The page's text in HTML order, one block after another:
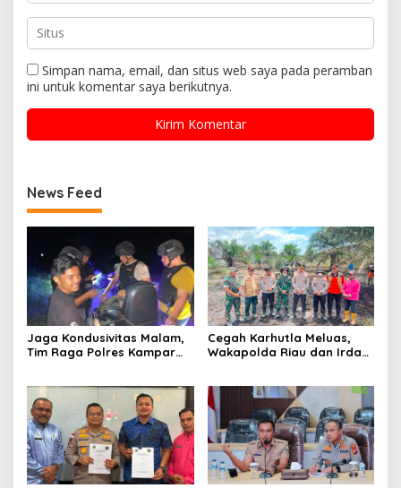
Simpan nama, email, dan situs web saya pada peramban
ini untuk komentar saya berikutnya.
News Feed
Jaga Kondusivitas Malam,
Tim Raga Polres Kampar
Bupati
Cegah Karhutla Meluas,
Wakapolda Riau dan Irdam
Limau Kapas